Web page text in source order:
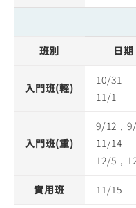
班別 日期
入門班(輕)
10/31
11/1
入門班(重)
9/12，
11/14
12/5，
實用班 11/15